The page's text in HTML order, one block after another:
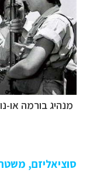
מנהיגבורמה או-נו
סוציאליזם, משטר